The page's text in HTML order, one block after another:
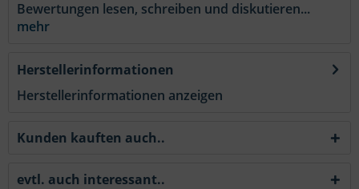
Bewertungen lesen, schreiben und diskutieren...
mehr
Herstellerinformationen
Herstellerinformationen anzeigen
Kunden kauften auch..
evtl. auch interessant..